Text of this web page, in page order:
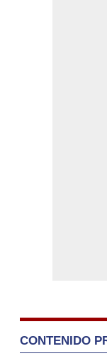
CONTENIDO